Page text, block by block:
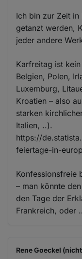
Ich bin zur Zeit
getanzt werden,
jeder andere
Karfreitag ist
Belgien, Polen,
Luxemburg,
Kroatien – also
starken
Italien, ..).
https://
feiertage-in-
Konfessionsfreie
– man könnte
den Tage der
Frankreich, oder
Rene Goeckel